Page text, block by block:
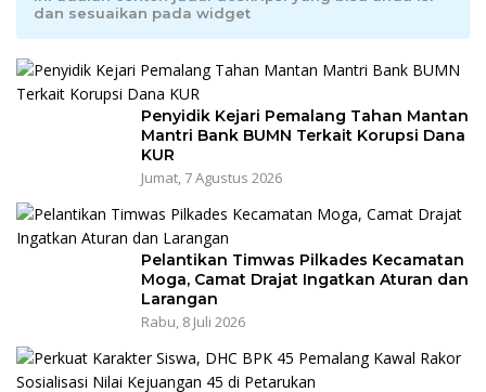
dan sesuaikan pada widget
Penyidik Kejari Pemalang Tahan Mantan
Mantri Bank BUMN Terkait Korupsi Dana
KUR
Jumat, 7 Agustus 2026
Pelantikan Timwas Pilkades Kecamatan
Moga, Camat Drajat Ingatkan Aturan dan
Larangan
Rabu, 8 Juli 2026